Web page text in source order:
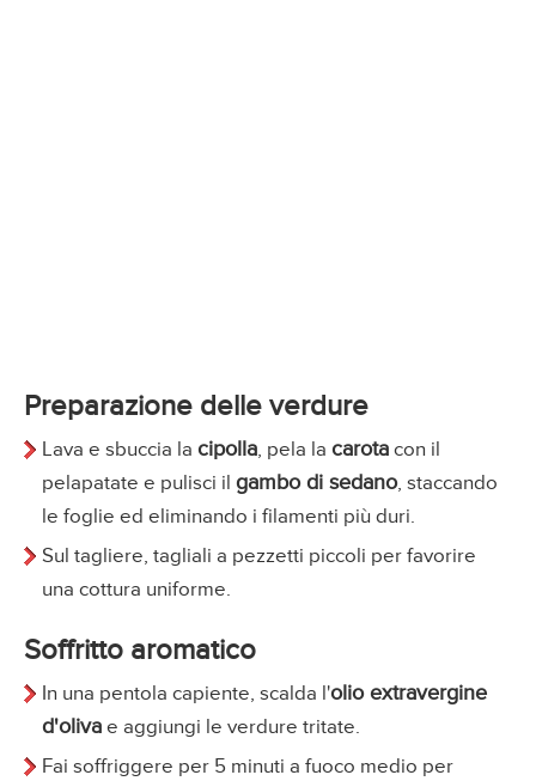
Preparazione delle verdure
Lava e sbuccia la cipolla, pela la carota con il
pelapatate e pulisci il gambo di sedano, staccando
le foglie ed eliminando i filamenti più duri.
Sul tagliere, tagliali a pezzetti piccoli per favorire
una cottura uniforme.
Soffritto aromatico
In una pentola capiente, scalda l'olio extravergine
d'oliva e aggiungi le verdure tritate.
Fai soffriggere per 5 minuti a fuoco medio per